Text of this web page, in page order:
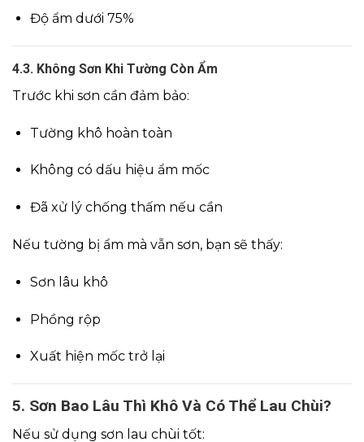
Độ ẩm dưới 75%
4.3. Không Sơn Khi Tường Còn Ẩm
Trước khi sơn cần đảm bảo:
Tường khô hoàn toàn
Không có dấu hiệu ẩm mốc
Đã xử lý chống thấm nếu cần
Nếu tường bị ẩm mà vẫn sơn, bạn sẽ thấy:
Sơn lâu khô
Phồng rộp
Xuất hiện mốc trở lại
5. Sơn Bao Lâu Thì Khô Và Có Thể Lau Chùi?
Nếu sử dụng sơn lau chùi tốt: